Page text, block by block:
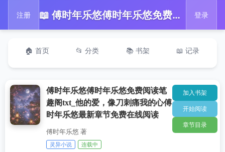
注册 📖 傅时年乐悠傅时年乐悠免费阅读笔趣阁txt_他的爱，像刀刺痛我的心傅时年乐悠最新章节免费在线阅读 登录
🏠 首页 📂 分类 📚 书架 📖 记录
傅时年乐悠傅时年乐悠免费阅读笔
趣阁txt_他的爱，像刀刺痛我的心傅
时年乐悠最新章节免费在线阅读
傅时年乐悠 著
灵异小说 连载中
加入书架
开始阅读
章节目录